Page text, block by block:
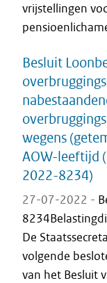
vrijstellingen
Besluit
wegens
AOW-leeftijd
2022-8234)
27-07-2022 -
De
volgende
van het Besluit